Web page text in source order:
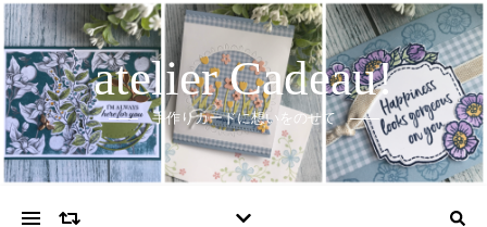
atelier Cadeau!
手作りカードに想いをのせて